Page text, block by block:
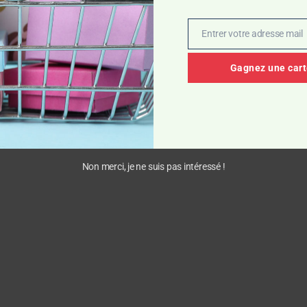
EmailEntrer votre adresse mail
Gagnez une
Non merci, je ne suis pas intéressé !